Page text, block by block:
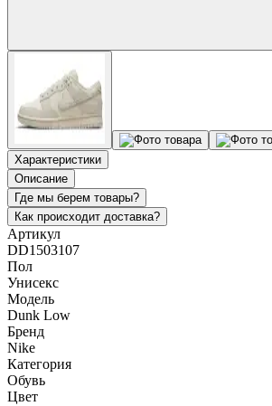
Характеристики
Описание
Где мы берем товары?
Как происходит доставка?
Артикул
DD1503107
Пол
Унисекс
Модель
Dunk Low
Бренд
Nike
Категория
Обувь
Цвет